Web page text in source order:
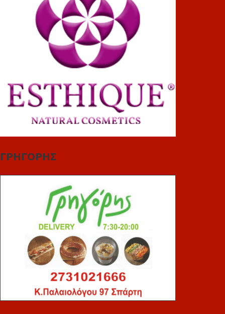
ΓΡΗΓΟΡΗΣ